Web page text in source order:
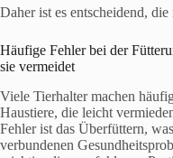
Daher ist es entscheidend,
Häufige Fehler bei der
sie vermeidet
Viele Tierhalter machen
Haustiere, die leicht
Fehler ist das Überfüttern,
verbundenen